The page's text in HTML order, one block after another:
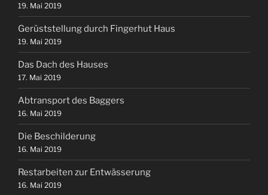
19. Mai 2019
Gerüststellung durch Fingerhut Haus
19. Mai 2019
Das Dach des Hauses
17. Mai 2019
Abtransport des Baggers
16. Mai 2019
Die Beschilderung
16. Mai 2019
Restarbeiten zur Entwässerung
16. Mai 2019